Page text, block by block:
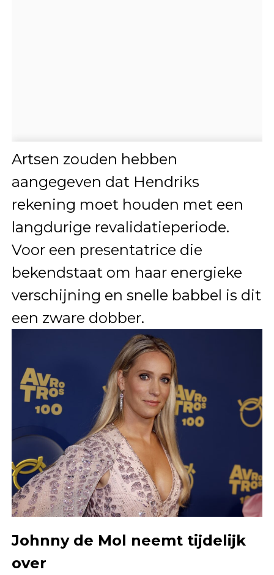
Artsen zouden hebben
aangegeven dat Hendriks
rekening moet houden met een
langdurige revalidatieperiode.
Voor een presentatrice die
bekendstaat om haar energieke
verschijning en snelle babbel is dit
een zware dobber.
Johnny de Mol neemt tijdelijk
over